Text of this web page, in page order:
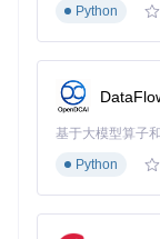
Python
基于大模型算子
Python